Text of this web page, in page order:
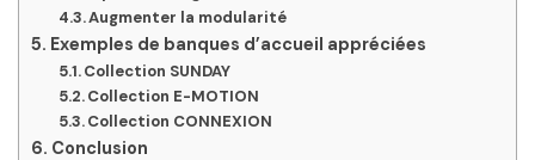
Augmenter la modularité
Exemples de banques d’accueil appréciées
Collection SUNDAY
Collection E-MOTION
Collection CONNEXION
Conclusion